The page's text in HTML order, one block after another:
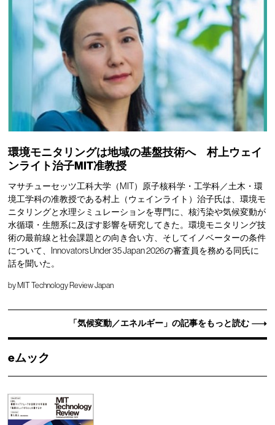
環境モニタリングは地域の基盤技術へ 村上ウェイ
ンライト治子MIT准教授
マサチューセッツ工科大学（MIT）原子核科学・工学科／土木・環
境工学科の准教授である村上（ウェインライト）治子氏は、環境モ
ニタリングと水理シミュレーションを専門に、核汚染や気候変動が
水循環・生態系に及ぼす影響を研究してきた。環境モニタリング技
術の最前線と社会課題との向き合い方、そしてイノベーターの条件
について、Innovators Under 35 Japan 2026の審査員を務める同氏に
話を聞いた。
by MIT Technology Review Japan
「気候変動／エネルギー」の記事をもっと読む
eムック